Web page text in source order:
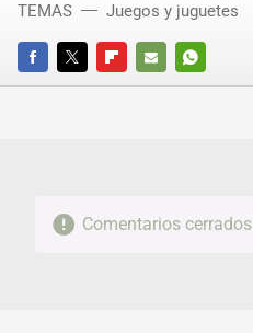
FACEBOOKTWITTERFLIPBOARD
E-
WHATSAPP
TEMAS Juegos y juguetes
Comentarios cerrados